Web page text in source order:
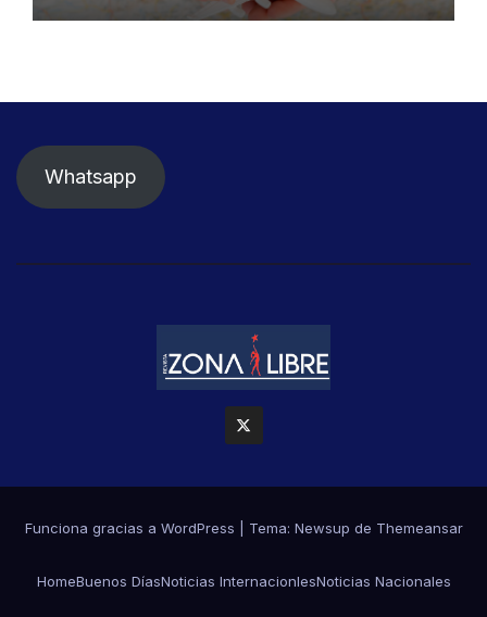
Whatsapp
Funciona gracias a WordPress Tema: Newsup de Themeansar
HomeBuenos DíasNoticias InternacionlesNoticias Nacionales